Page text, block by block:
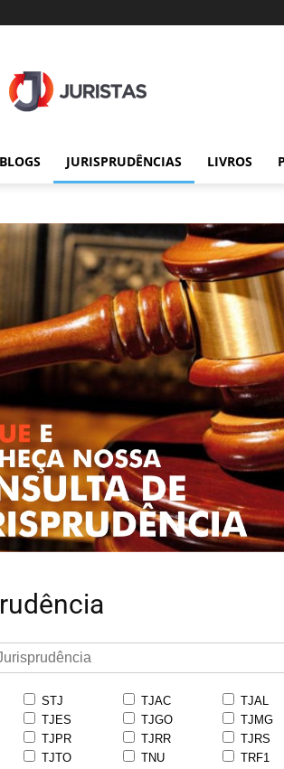
BLOGS JURISPRUDÊNCIAS LIVROS
STJ TJAC TJAL
TJES TJGO TJMG
TJPR TJRR TJRS
TJTO TNU TRF1